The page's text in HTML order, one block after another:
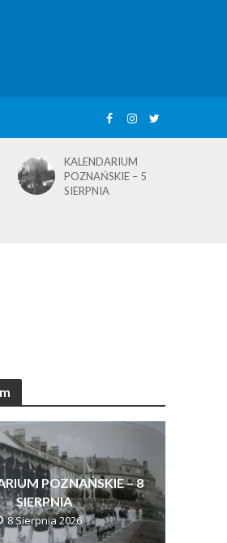
KALENDARIUM
POZNAŃSKIE – 4
SIERPNIA
POZNAŃSKIE – 8
SIERPNIA
8 Sierpnia 2026